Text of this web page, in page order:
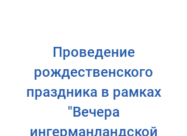
Проведение
рождественского
праздника в рамках
"Вечера
ингерманландской